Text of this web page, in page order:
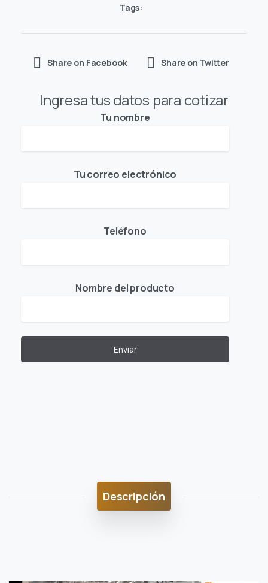
Tags:
Share on Facebook Share on Twitter
Ingresa tus datos para cotizar
Tu nombre
Tu correo electrónico
Teléfono
Nombre del producto
Descripción